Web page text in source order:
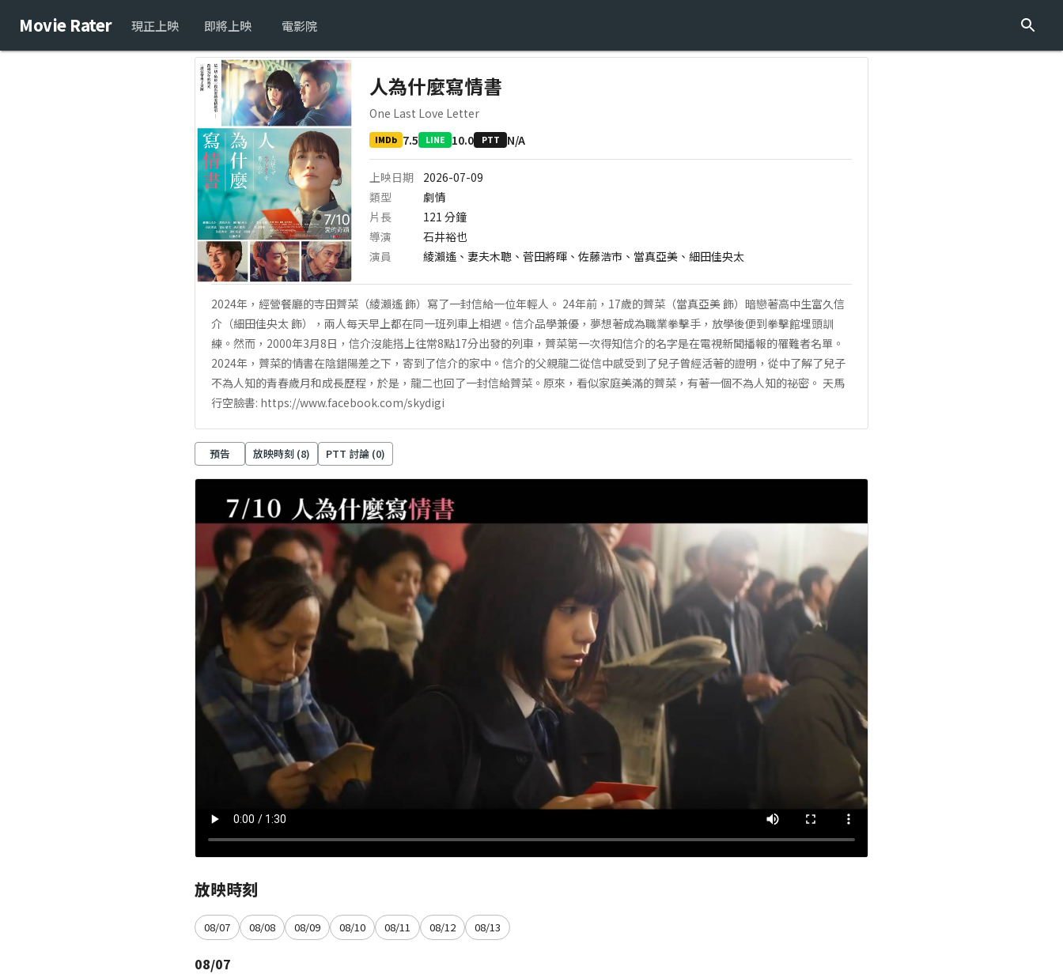
Movie Rater 現正上映 即將上映 電影院
人為什麼寫情書
One Last Love Letter
IMDb 7.5 LINE 10.0 PTT N/A
上映日期
2026-07-09
類型
劇情
片長
121 分鐘
導演
石井裕也
演員
綾瀨遙、妻夫木聰、菅田將暉、佐藤浩市、當真亞美、細田佳央太
2024年，經營餐廳的寺田薺菜（綾瀨遙 飾）寫了一封信給一位年輕人。 24年前，17歲的薺菜（當真亞美 飾）暗戀著高中生富久信
介（細田佳央太 飾），兩人每天早上都在同一班列車上相遇。信介品學兼優，夢想著成為職業拳擊手，放學後便到拳擊館埋頭訓
練。然而，2000年3月8日，信介沒能搭上往常8點17分出發的列車，薺菜第一次得知信介的名字是在電視新聞播報的罹難者名單。
2024年，薺菜的情書在陰錯陽差之下，寄到了信介的家中。信介的父親龍二從信中感受到了兒子曾經活著的證明，從中了解了兒子
不為人知的青春歲月和成長歷程，於是，龍二也回了一封信給薺菜。原來，看似家庭美滿的薺菜，有著一個不為人知的祕密。 天馬
行空臉書: https://www.facebook.com/skydigi
預告 放映時刻 (8) PTT 討論 (0)
放映時刻
08/07 08/08 08/09 08/10 08/11 08/12 08/13
08/07